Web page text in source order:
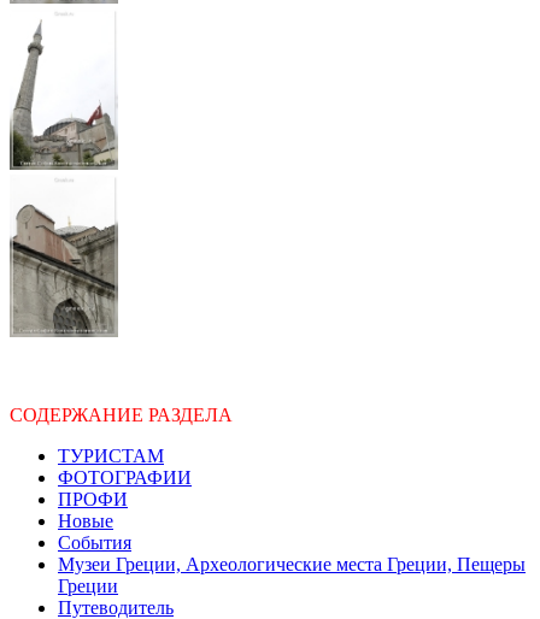
СОДЕРЖАНИЕ РАЗДЕЛА
ТУРИСТАМ
ФОТОГРАФИИ
ПРОФИ
Новые
События
Музеи Греции, Археологические места Греции, Пещеры
Греции
Путеводитель